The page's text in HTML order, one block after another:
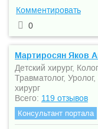
Комментировать
0
Мартиросян Яков
Детский хирург,
Травматолог,
хирург
Всего: 119 отзывов
Консультант портала